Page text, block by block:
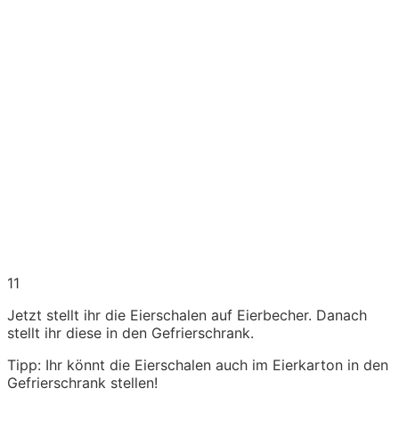
11
Jetzt stellt ihr die Eierschalen auf Eierbecher. Danach
stellt ihr diese in den Gefrierschrank.
Tipp: Ihr könnt die Eierschalen auch im Eierkarton in den
Gefrierschrank stellen!